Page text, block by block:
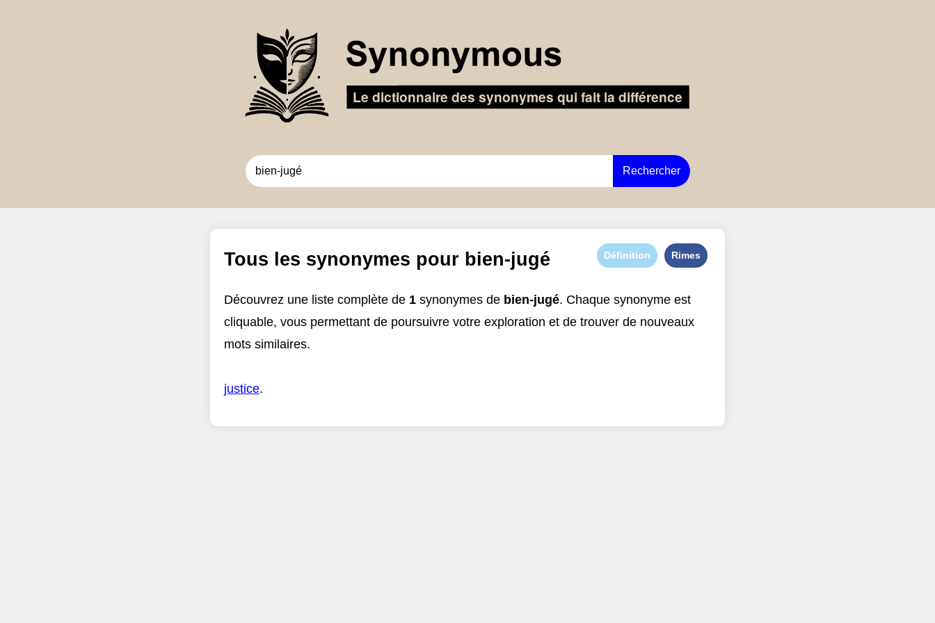
Rechercher
Tous les synonymes pour bien-jugé Définition Rimes
Découvrez une liste complète de 1 synonymes de bien-jugé. Chaque synonyme est
cliquable, vous permettant de poursuivre votre exploration et de trouver de nouveaux
mots similaires.
justice.